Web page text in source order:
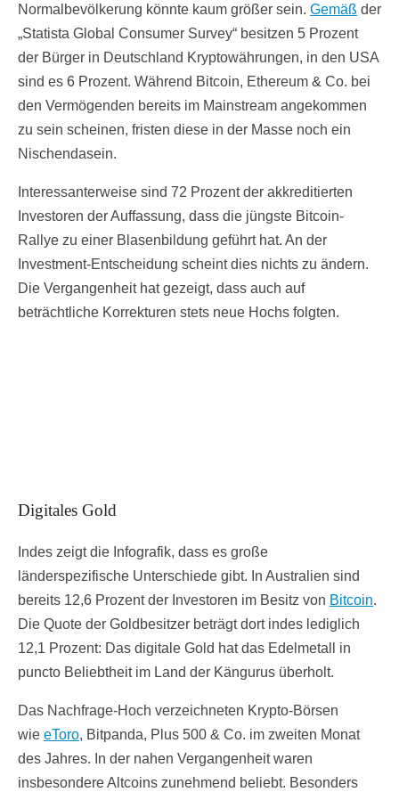
Normalbevölkerung könnte kaum größer sein. Gemäß der
„Statista Global Consumer Survey“ besitzen 5 Prozent
der Bürger in Deutschland Kryptowährungen, in den USA
sind es 6 Prozent. Während Bitcoin, Ethereum & Co. bei
den Vermögenden bereits im Mainstream angekommen
zu sein scheinen, fristen diese in der Masse noch ein
Nischendasein.
Interessanterweise sind 72 Prozent der akkreditierten
Investoren der Auffassung, dass die jüngste Bitcoin-
Rallye zu einer Blasenbildung geführt hat. An der
Investment-Entscheidung scheint dies nichts zu ändern.
Die Vergangenheit hat gezeigt, dass auch auf
beträchtliche Korrekturen stets neue Hochs folgten.
Digitales Gold
Indes zeigt die Infografik, dass es große
länderspezifische Unterschiede gibt. In Australien sind
bereits 12,6 Prozent der Investoren im Besitz von Bitcoin.
Die Quote der Goldbesitzer beträgt dort indes lediglich
12,1 Prozent: Das digitale Gold hat das Edelmetall in
puncto Beliebtheit im Land der Kängurus überholt.
Das Nachfrage-Hoch verzeichneten Krypto-Börsen
wie eToro, Bitpanda, Plus 500 & Co. im zweiten Monat
des Jahres. In der nahen Vergangenheit waren
insbesondere Altcoins zunehmend beliebt. Besonders